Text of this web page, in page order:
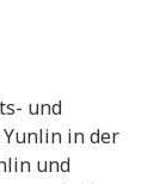
und
in der
und